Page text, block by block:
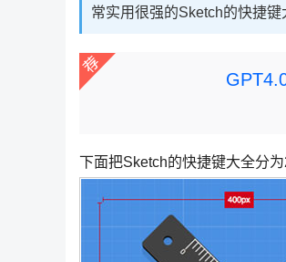
常实用很强的Sketch的快捷键
下面把Sketch的快捷键大全分为